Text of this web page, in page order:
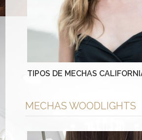
TIPOS DE MECHAS
MECHAS WOODLIGHTS